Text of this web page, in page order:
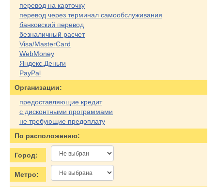
перевод на карточку
перевод через терминал самообслуживания
банковский перевод
безналичный расчет
Visa/MasterCard
WebMoney
Яндекс.Деньги
PayPal
Организации:
предоставляющие кредит
с дисконтными программами
не требующие предоплату
По расположению:
Город:
Метро: